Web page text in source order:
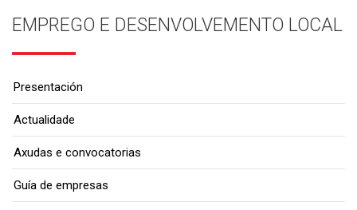
EMPREGO E DESENVOLVEMENTO LOCAL
Presentación
Actualidade
Axudas e convocatorias
Guía de empresas